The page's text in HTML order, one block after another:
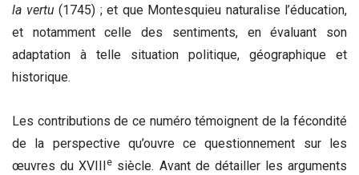
la vertu (1745) ; et que Montesquieu naturalise l’éducation,
et notamment celle des sentiments, en évaluant son
adaptation à telle situation politique, géographique et
historique.
Les contributions de ce numéro témoignent de la fécondité
de la perspective qu’ouvre ce questionnement sur les
œuvres du XVIII
e siècle. Avant de détailler les arguments